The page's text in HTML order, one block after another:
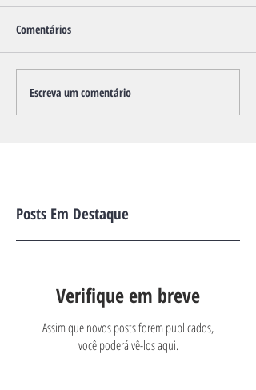
Comentários
Escreva um comentário
Posts Em Destaque
Verifique em breve
Assim que novos posts forem publicados,
você poderá vê-los aqui.